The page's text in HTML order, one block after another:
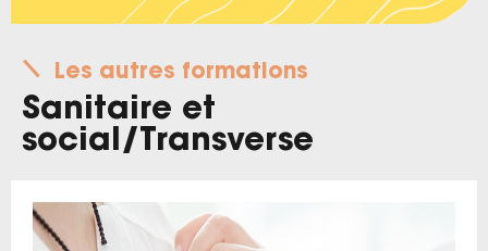
Les autres formations
Sanitaire et
social/ Transverse